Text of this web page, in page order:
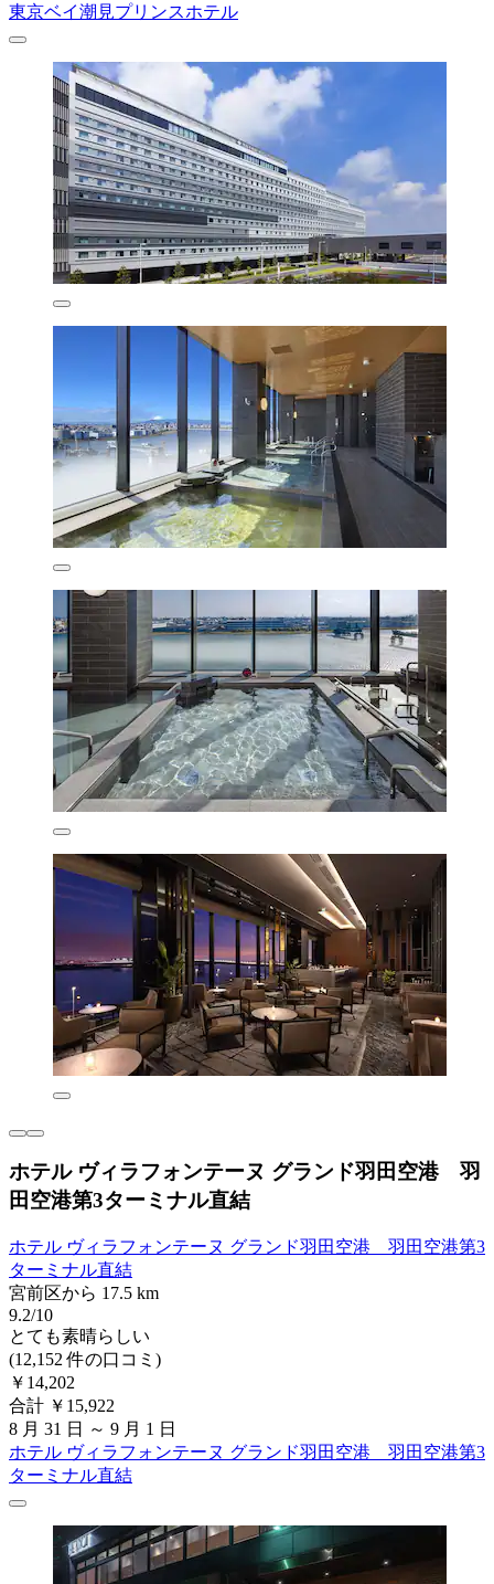
東京ベイ潮見プリンスホテル
ホテル ヴィラフォンテーヌ グランド羽田空港 羽
田空港第3ターミナル直結
ホテル ヴィラフォンテーヌ グランド羽田空港 羽田空港第3
ターミナル直結
宮前区から 17.5 km
9.2/10
とても素晴らしい
(12,152 件の口コミ)
￥14,202
合計 ￥15,922
8 月 31 日 ～ 9 月 1 日
ホテル ヴィラフォンテーヌ グランド羽田空港 羽田空港第3
ターミナル直結